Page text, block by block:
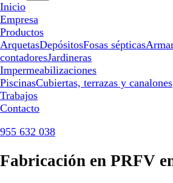
Inicio
Empresa
Productos
ArquetasDepósitosFosas sépticas
contadoresJardineras
Impermeabilizaciones
PiscinasCubiertas, terrazas y canalones
Trabajos
Contacto
955 632 038
Fabricación en PRFV